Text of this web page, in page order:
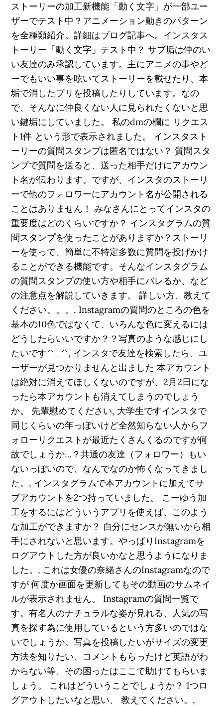
ストーリーの加工新機能「動く文字」が一部ユー
ザーでテスト中？アニメーション動きのパターン
を全種類紹介。詳細はブログ記事へ。インスタス
トーリー「動く文字」テスト中？ サブ垢は仲のい
い友達のみ承認しています。主にアニメの事やど
ーでもいい事を呟いてストーリーを載せたり、本
垢で消したプリを投稿したりしています。なの
で、そんなに仲良くない人に見られたくないと思
い鍵垢にしていました。 私のdmの欄に リクエス
ト1件 という形で表示されました。 インスタスト
ーリーの質問スタンプは匿名ではない？ 質問スタ
ンプで質問を送ると、送った相手だけにアカウン
ト名が伝わります。ですが、インスタのストーリ
ーで他のフォロワーにアカウント名が公開される
ことはありません！ みなさんにとってインスタの
重要度はどのくらいですか？ インスタグラムの質
問スタンプを使ったことがありますか？ストーリ
ーを使って、簡単に不特定多数に質問を投げかけ
ることができる機能です。そんなインスタグラム
の質問スタンプの使い方や相手にバレるか、など
の注意点を解説していきます。 詳しい方、教えて
ください。。。, Instagramの質問のところの色を
基本の10色ではなくて、いろんな色に変えるには
どうしたらいいですか？？写真のような感じにし
たいです^_^, インスタで友達を検索したら、ユ
ーザーが見つかりませんと出ました 本アカウント
は絶対に消えてほしくないのですが、2月2日にな
ったら本アカウントも消えてしまうのでしょう
か。 先輩慰めてください, 大学生ですインスタで
同じくらいの年っぽいけど全然知らない人からフ
ォローリクエストが最近たくさんくるのですが何
故でしょうか…？共通の友達（フォロワー）もい
ないっぽいので、なんでなのか怖くなってきまし
た。, インスタグラムで本アカウントに加えてサ
ブアカウントを2つ持っていました。 こーゆう加
工をするにはどういうアプリを使えば、このよう
な加工ができますか？ 自分にセンスが無いから相
手にされないと思います。やっぱりInstagramを
ログアウトした方が良いかなと思うようになりま
した。, これは女優の奈緒さんのInstagramなので
すが 何度か画面を更新してもその動画のサムネイ
ルが表示されません。 Instagramの質問一覧で
す。有名人のナチュラルな姿が見れる、人気の写
真を探す為に使用しているという方多いのではな
いでしょうか。写真を投稿したいがサイズの変更
方法を知りたい、コメントもらったけど英語がわ
からない等、その困ったはここで助けてもらいま
しょう。 これはどういうことでしょうか？ 1つロ
グアウトしたいなと思い、 教えてください。,